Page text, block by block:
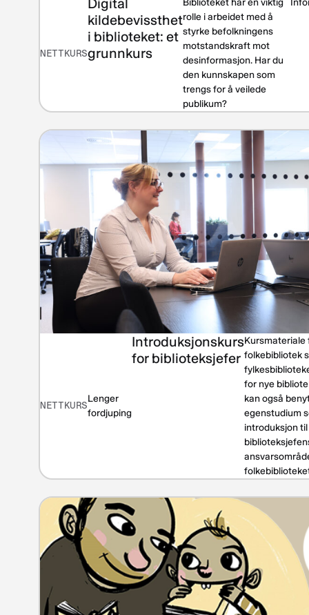
NETTKURS
Digital
kildebevissthet
i biblioteket: et
grunnkurs
Biblioteket har en viktig
rolle i arbeidet med å
styrke befolkningens
motstandskraft mot
desinformasjon. Har du
den kunnskapen som
trengs for å veilede
publikum?
NETTKURS
Lenger
fordjuping
Introduksjonskurs
for biblioteksjefer
Kursmateriale
folkebibliotek
for nye
kan også
egenstudium
introduksjon til